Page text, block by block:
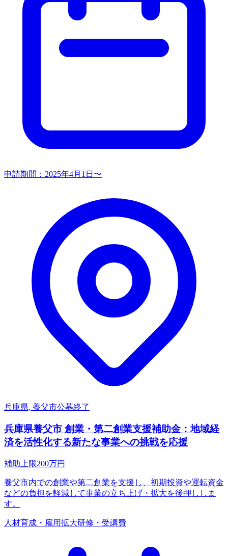
申請期間： 2025年4月1日〜
兵庫県, 養父市公募終了
兵庫県養父市 創業・第二創業支援補助金：地域経
済を活性化する新たな事業への挑戦を応援
補助上限200万円
養父市内での創業や第二創業を支援し、初期投資や運転資金
などの負担を軽減して事業の立ち上げ・拡大を後押ししま
す。
人材育成・雇用拡大研修・受講費